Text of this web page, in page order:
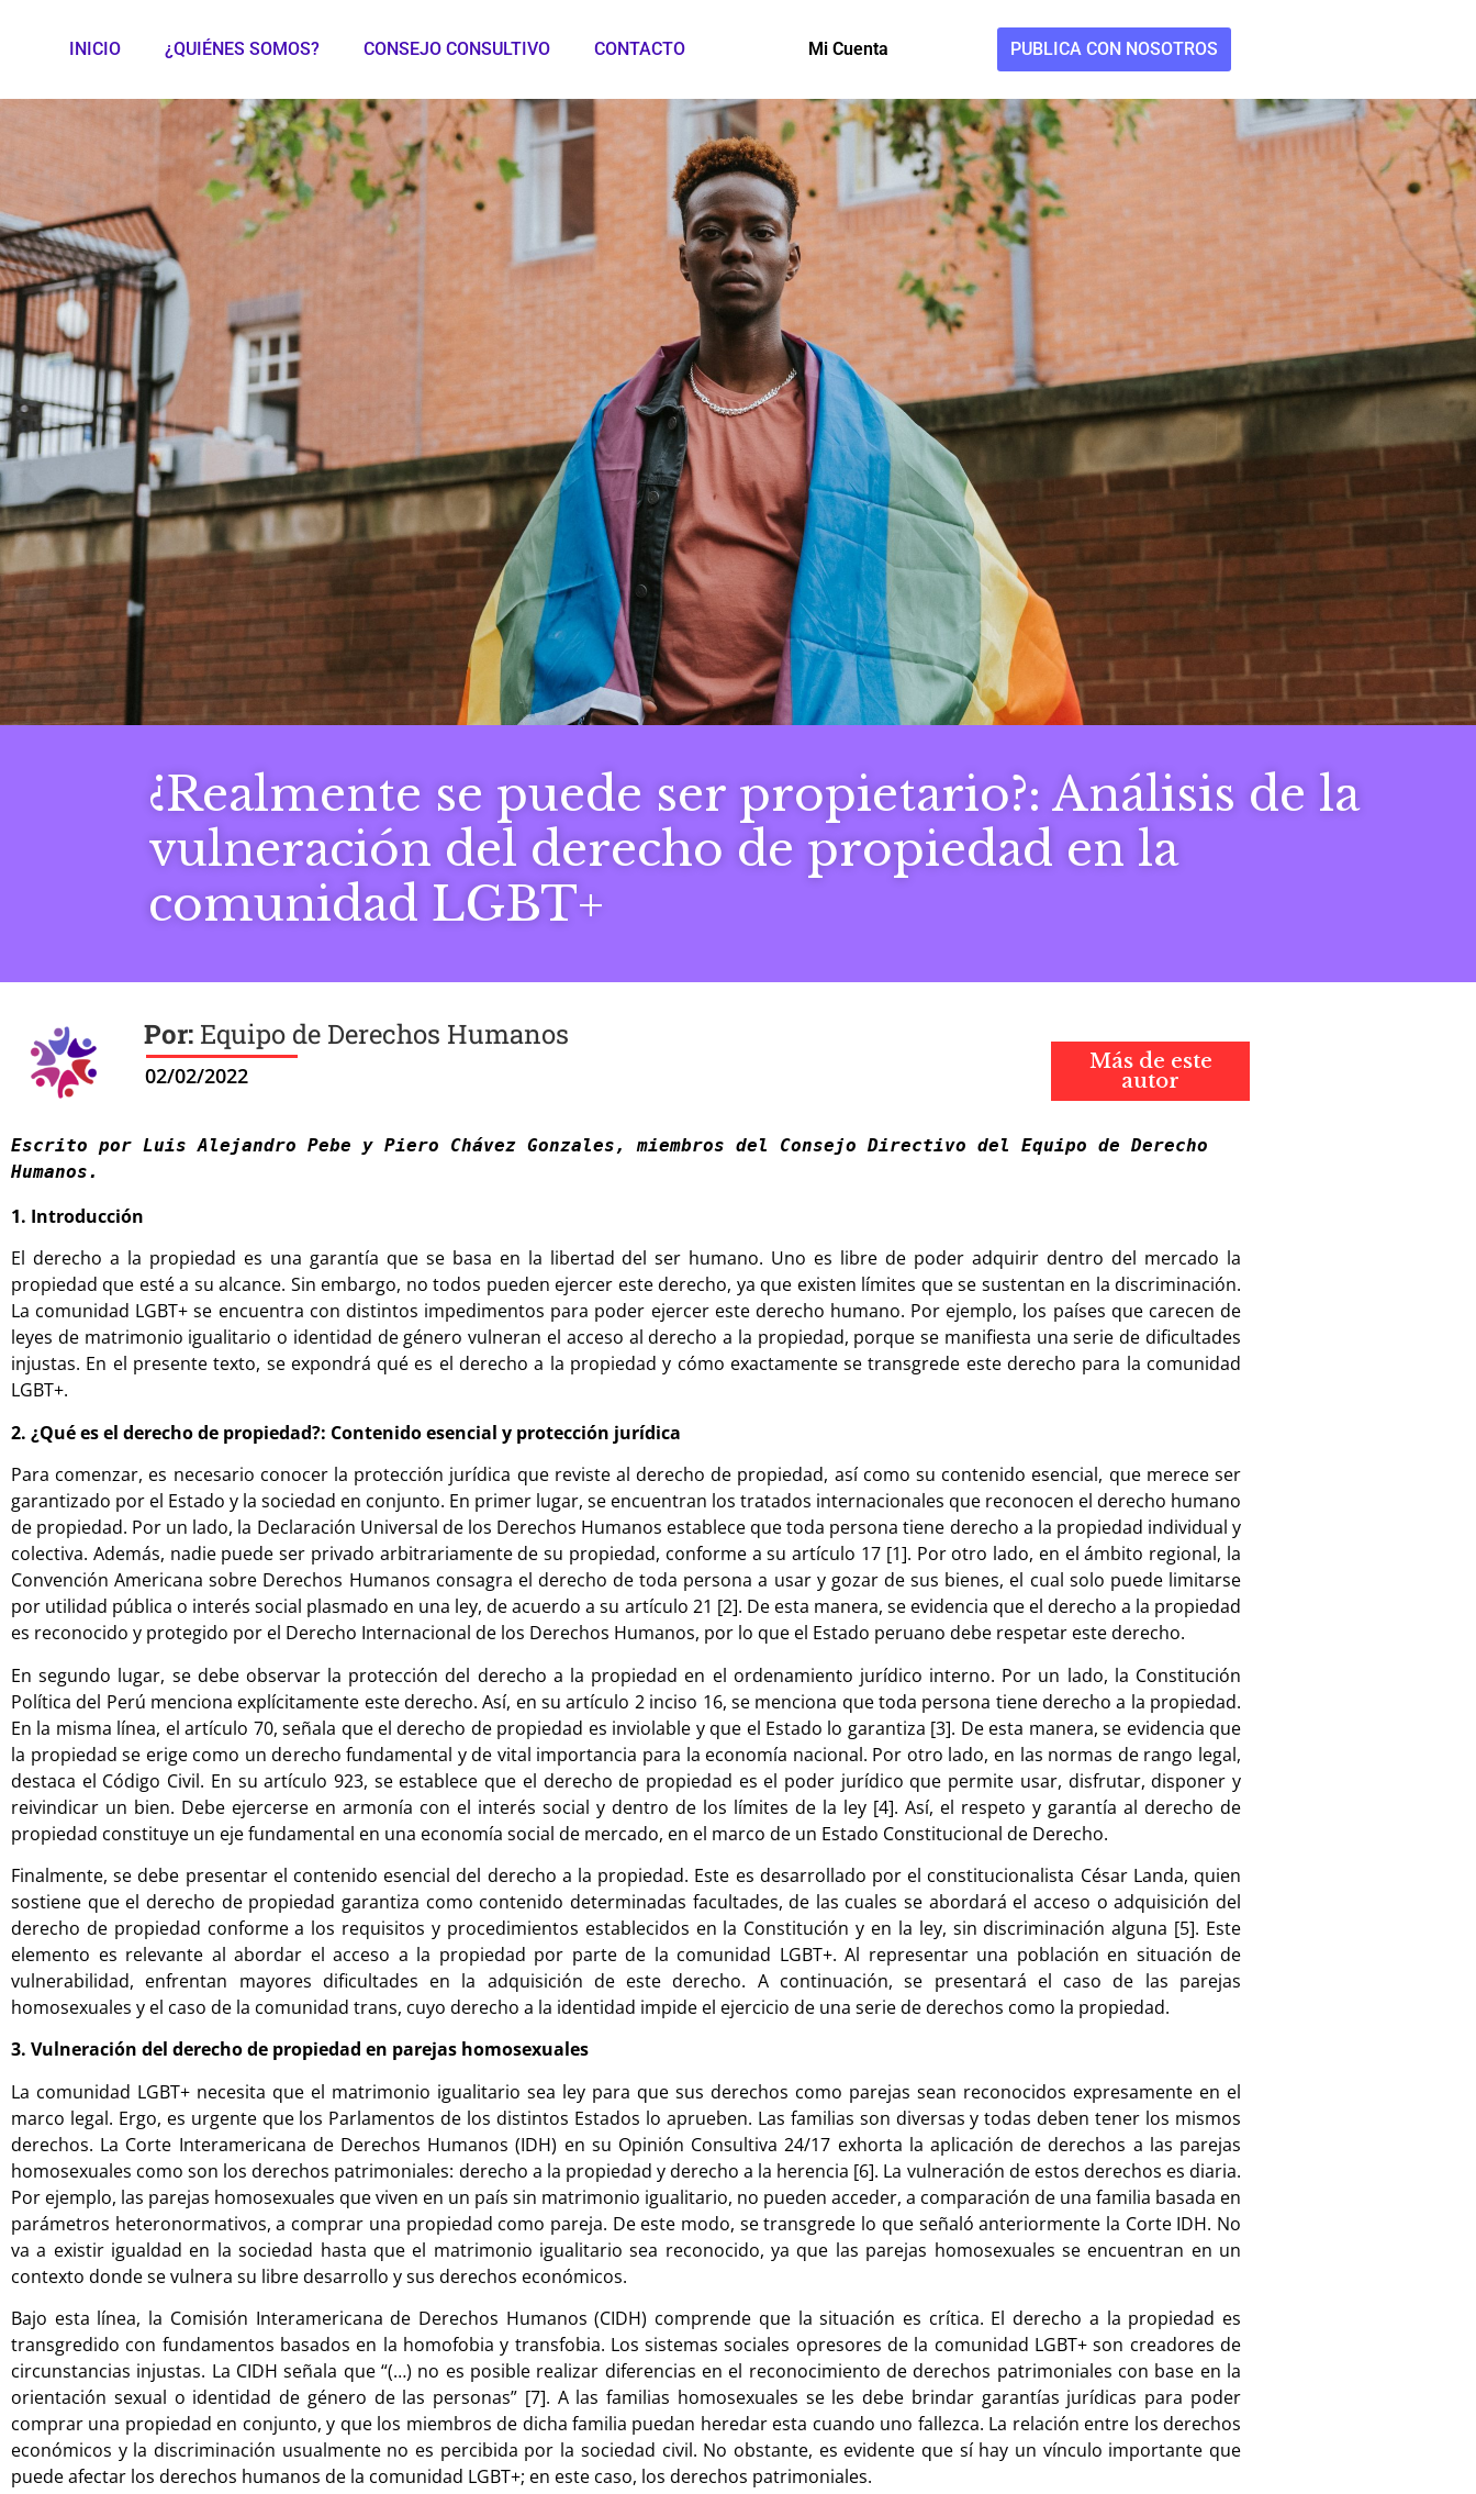
INICIO ¿QUIÉNES SOMOS? CONSEJO CONSULTIVO CONTACTO Mi Cuenta PUBLICA CON NOSOTROS
¿Realmente se puede ser propietario?: Análisis de la
vulneración del derecho de propiedad en la
comunidad LGBT+
Equipo de Derechos Humanos
Más de este
autor
Escrito por Luis Alejandro Pebe y Piero Chávez Gonzales, miembros del Consejo Directivo del Equipo de Derecho
1. Introducción
El derecho a la propiedad es una garantía que se basa en la libertad del ser humano. Uno es libre de poder adquirir dentro del mercado la
propiedad que esté a su alcance. Sin embargo, no todos pueden ejercer este derecho, ya que existen límites que se sustentan en la discriminación.
La comunidad LGBT+ se encuentra con distintos impedimentos para poder ejercer este derecho humano. Por ejemplo, los países que carecen de
leyes de matrimonio igualitario o identidad de género vulneran el acceso al derecho a la propiedad, porque se manifiesta una serie de dificultades
injustas. En el presente texto, se expondrá qué es el derecho a la propiedad y cómo exactamente se transgrede este derecho para la comunidad
LGBT+.
2. ¿Qué es el derecho de propiedad?: Contenido esencial y protección jurídica
Para comenzar, es necesario conocer la protección jurídica que reviste al derecho de propiedad, así como su contenido esencial, que merece ser
garantizado por el Estado y la sociedad en conjunto. En primer lugar, se encuentran los tratados internacionales que reconocen el derecho humano
de propiedad. Por un lado, la Declaración Universal de los Derechos Humanos establece que toda persona tiene derecho a la propiedad individual y
colectiva. Además, nadie puede ser privado arbitrariamente de su propiedad, conforme a su artículo 17 [1]. Por otro lado, en el ámbito regional, la
Convención Americana sobre Derechos Humanos consagra el derecho de toda persona a usar y gozar de sus bienes, el cual solo puede limitarse
por utilidad pública o interés social plasmado en una ley, de acuerdo a su artículo 21 [2]. De esta manera, se evidencia que el derecho a la propiedad
es reconocido y protegido por el Derecho Internacional de los Derechos Humanos, por lo que el Estado peruano debe respetar este derecho.
En segundo lugar, se debe observar la protección del derecho a la propiedad en el ordenamiento jurídico interno. Por un lado, la Constitución
Política del Perú menciona explícitamente este derecho. Así, en su artículo 2 inciso 16, se menciona que toda persona tiene derecho a la propiedad.
En la misma línea, el artículo 70, señala que el derecho de propiedad es inviolable y que el Estado lo garantiza [3]. De esta manera, se evidencia que
la propiedad se erige como un derecho fundamental y de vital importancia para la economía nacional. Por otro lado, en las normas de rango legal,
destaca el Código Civil. En su artículo 923, se establece que el derecho de propiedad es el poder jurídico que permite usar, disfrutar, disponer y
reivindicar un bien. Debe ejercerse en armonía con el interés social y dentro de los límites de la ley [4]. Así, el respeto y garantía al derecho de
propiedad constituye un eje fundamental en una economía social de mercado, en el marco de un Estado Constitucional de Derecho.
Finalmente, se debe presentar el contenido esencial del derecho a la propiedad. Este es desarrollado por el constitucionalista César Landa, quien
sostiene que el derecho de propiedad garantiza como contenido determinadas facultades, de las cuales se abordará el acceso o adquisición del
derecho de propiedad conforme a los requisitos y procedimientos establecidos en la Constitución y en la ley, sin discriminación alguna [5]. Este
elemento es relevante al abordar el acceso a la propiedad por parte de la comunidad LGBT+. Al representar una población en situación de
vulnerabilidad, enfrentan mayores dificultades en la adquisición de este derecho. A continuación, se presentará el caso de las parejas
homosexuales y el caso de la comunidad trans, cuyo derecho a la identidad impide el ejercicio de una serie de derechos como la propiedad.
3. Vulneración del derecho de propiedad en parejas homosexuales
La comunidad LGBT+ necesita que el matrimonio igualitario sea ley para que sus derechos como parejas sean reconocidos expresamente en el
marco legal. Ergo, es urgente que los Parlamentos de los distintos Estados lo aprueben. Las familias son diversas y todas deben tener los mismos
derechos. La Corte Interamericana de Derechos Humanos (IDH) en su Opinión Consultiva 24/17 exhorta la aplicación de derechos a las parejas
homosexuales como son los derechos patrimoniales: derecho a la propiedad y derecho a la herencia [6]. La vulneración de estos derechos es diaria.
Por ejemplo, las parejas homosexuales que viven en un país sin matrimonio igualitario, no pueden acceder, a comparación de una familia basada en
parámetros heteronormativos, a comprar una propiedad como pareja. De este modo, se transgrede lo que señaló anteriormente la Corte IDH. No
va a existir igualdad en la sociedad hasta que el matrimonio igualitario sea reconocido, ya que las parejas homosexuales se encuentran en un
contexto donde se vulnera su libre desarrollo y sus derechos económicos.
Bajo esta línea, la Comisión Interamericana de Derechos Humanos (CIDH) comprende que la situación es crítica. El derecho a la propiedad es
transgredido con fundamentos basados en la homofobia y transfobia. Los sistemas sociales opresores de la comunidad LGBT+ son creadores de
circunstancias injustas. La CIDH señala que “(…) no es posible realizar diferencias en el reconocimiento de derechos patrimoniales con base en la
orientación sexual o identidad de género de las personas” [7]. A las familias homosexuales se les debe brindar garantías jurídicas para poder
comprar una propiedad en conjunto, y que los miembros de dicha familia puedan heredar esta cuando uno fallezca. La relación entre los derechos
económicos y la discriminación usualmente no es percibida por la sociedad civil. No obstante, es evidente que sí hay un vínculo importante que
puede afectar los derechos humanos de la comunidad LGBT+; en este caso, los derechos patrimoniales.
02/02/2022